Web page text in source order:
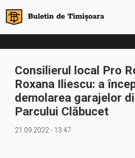
Consilierul local Pro
Roxana Iliescu: a
demolarea garajelor
Parcului Clăbucet
21.09.2022 - 13:47